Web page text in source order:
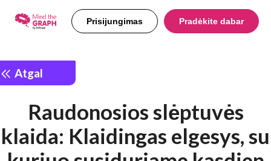
Prisijungimas Pradėkite dabar
Atgal
Raudonosios slėptuvės
klaida: Klaidingas elgesys, su